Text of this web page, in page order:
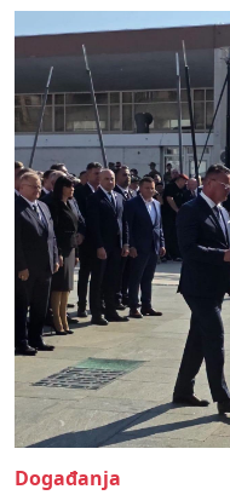
Događanja